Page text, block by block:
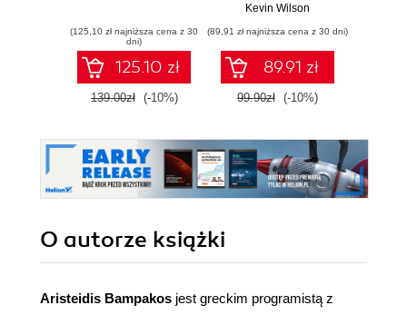
(125,10 zł najniższa cena z 30
dni)
125.10 zł
139.00zł (-10%)
Kevin Wilson
(89,91 zł najniższa cena z 30 dni)
89.91 zł
99.90zł (-10%)
O autorze książki
Aristeidis Bampakos jest greckim programistą z